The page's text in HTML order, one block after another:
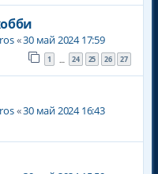
«30 май 2024 17:59
1 24 25 26 27
«30 май 2024 16:43